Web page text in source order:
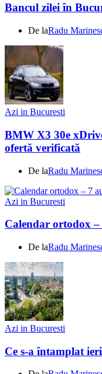
Bancul zilei în
De laRadu
Azi in Bucuresti
BMW X3 30e
ofertă verificată
De laRadu
Azi in Bucuresti
Calendar ortodox –
De laRadu
Azi in Bucuresti
Ce s-a întamplat